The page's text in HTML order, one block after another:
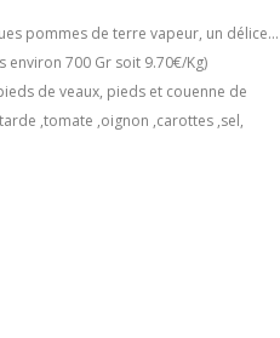
pommes de terre vapeur, un délice...
700 Gr soit 9.70€/Kg)
de veaux, pieds et couenne de
,tomate ,oignon ,carottes ,sel,